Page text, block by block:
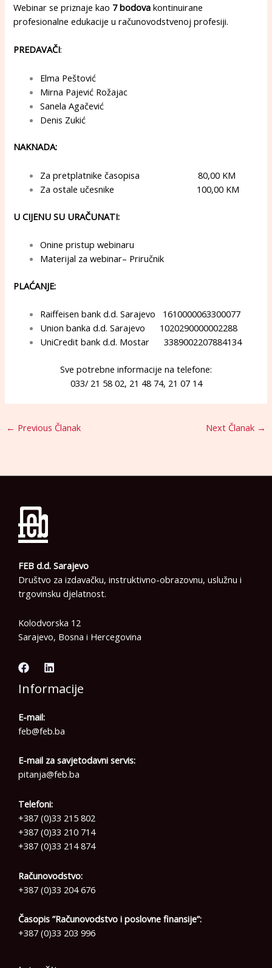
Webinar se priznaje kao 7 bodova kontinuirane
profesionalne edukacije u računovodstvenoj profesiji.
PREDAVAČI:
Elma Peštović
Mirna Pajević Rožajac
Sanela Agačević
Denis Zukić
NAKNADA:
Za pretplatnike časopisa 80,00 KM
Za ostale učesnike 100,00 KM
U CIJENU SU URAČUNATI:
Onine pristup webinaru
Materijal za webinar– Priručnik
PLAĆANJE:
Raiffeisen bank d.d. Sarajevo 1610000063300077
Union banka d.d. Sarajevo 1020290000002288
UniCredit bank d.d. Mostar 3389002207884134
Sve potrebne informacije na telefone:
033/ 21 58 02, 21 48 74, 21 07 14
← Previous Članak Next Članak →
FEB d.d. Sarajevo
Društvo za izdavačku, instruktivno-obrazovnu, uslužnu i
trgovinsku djelatnost.
Kolodvorska 12
Sarajevo, Bosna i Hercegovina
Informacije
E-mail:
feb@feb.ba
E-mail za savjetodavni servis:
pitanja@feb.ba
Telefoni:
+387 (0)33 215 802
+387 (0)33 210 714
+387 (0)33 214 874
Računovodstvo:
+387 (0)33 204 676
Časopis ”Računovodstvo i poslovne finansije”:
+387 (0)33 203 996